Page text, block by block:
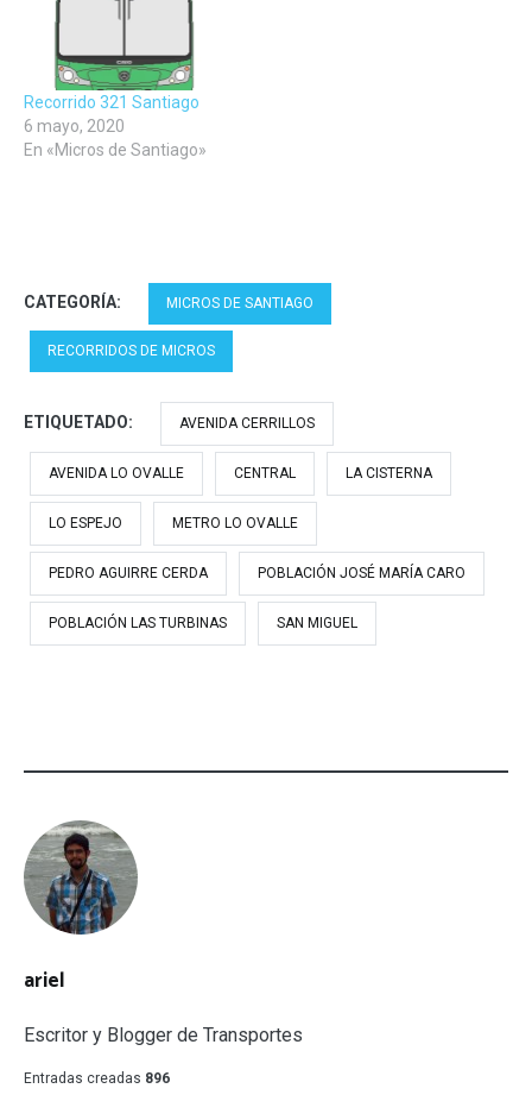
Recorrido 321 Santiago
6 mayo, 2020
En «Micros de Santiago»
CATEGORÍA: MICROS DE SANTIAGO
RECORRIDOS DE MICROS
ETIQUETADO: AVENIDA CERRILLOS
AVENIDA LO OVALLE CENTRAL LA CISTERNA
LO ESPEJO METRO LO OVALLE
PEDRO AGUIRRE CERDA POBLACIÓN JOSÉ MARÍA CARO
POBLACIÓN LAS TURBINAS SAN MIGUEL
ariel
Escritor y Blogger de Transportes
Entradas creadas 896